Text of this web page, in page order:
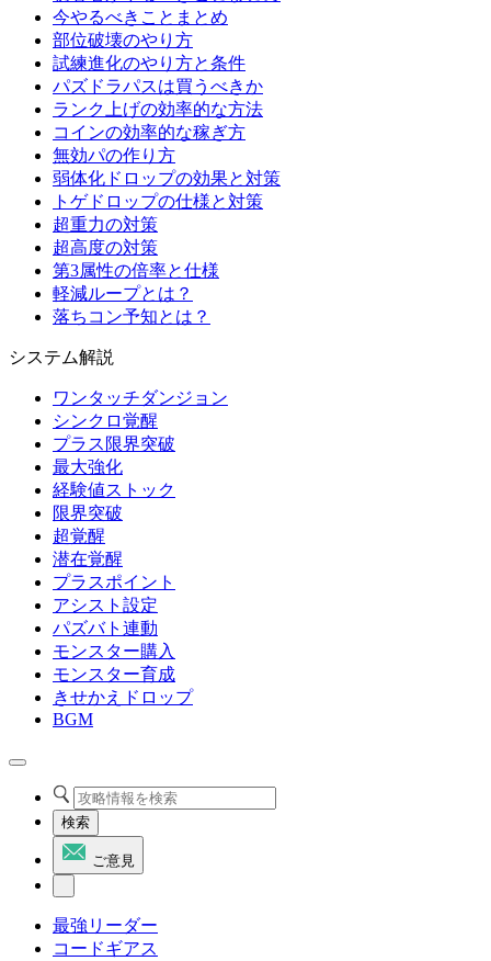
今やるべきことまとめ
部位破壊のやり方
試練進化のやり方と条件
パズドラパスは買うべきか
ランク上げの効率的な方法
コインの効率的な稼ぎ方
無効パの作り方
弱体化ドロップの効果と対策
トゲドロップの仕様と対策
超重力の対策
超高度の対策
第3属性の倍率と仕様
軽減ループとは？
落ちコン予知とは？
システム解説
ワンタッチダンジョン
シンクロ覚醒
プラス限界突破
最大強化
経験値ストック
限界突破
超覚醒
潜在覚醒
プラスポイント
アシスト設定
パズバト連動
モンスター購入
モンスター育成
きせかえドロップ
BGM
検索
ご意見
最強リーダー
コードギアス